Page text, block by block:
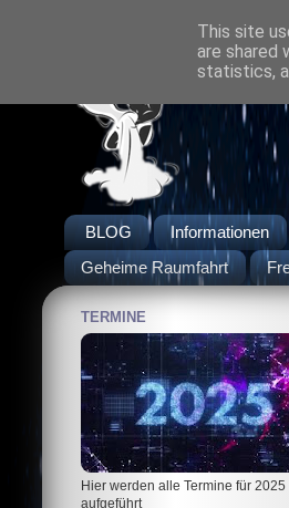
BLOG Informationen
Geheime Raumfahrt
TERMINE
Hier werden alle Termine für 2025
aufgeführt
This site
are shared
statistics,